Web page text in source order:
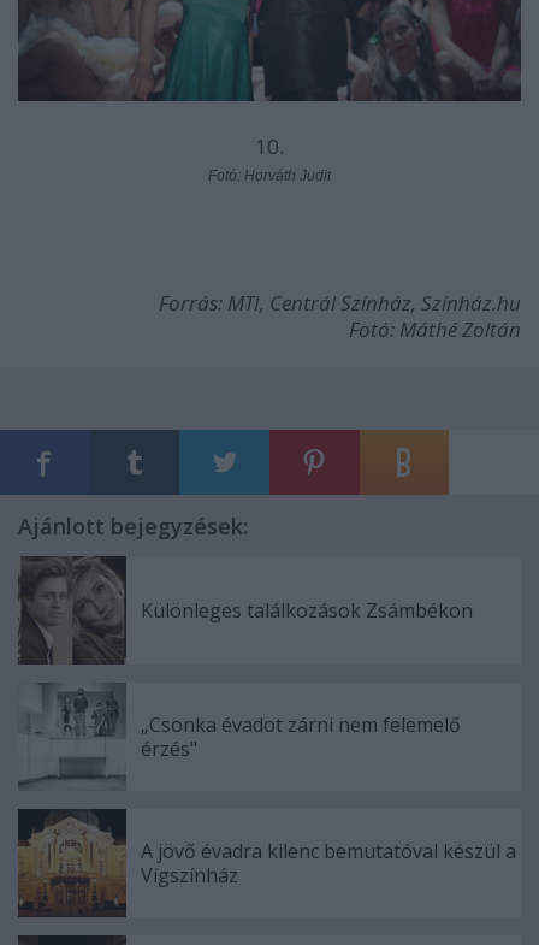
10.
Fotó: Horváth Judit
Forrás: MTI, Centrál Színház, Színház.hu
Fotó: Máthé Zoltán
Ajánlott bejegyzések:
Különleges találkozások Zsámbékon
„Csonka évadot zárni nem felemelő
érzés"
A jövő évadra kilenc bemutatóval készül a
Vígszínház